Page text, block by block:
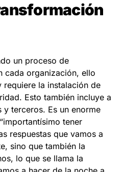
un proceso de
cada organización, ello
requiere la instalación de
Esto también incluye a
terceros. Es un enorme
tener
respuestas que vamos a
sino que también la
lo que se llama la